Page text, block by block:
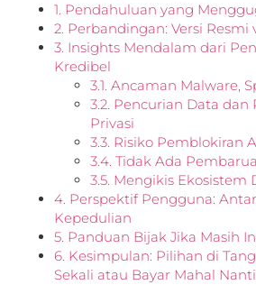
1. Pendahuluan yang
2. Perbandingan: Versi Resmi
3. Insights Mendalam dari
Kredibel
3.1. Ancaman Malware,
3.2. Pencurian Data dan
Privasi
3.3. Risiko Pemblokiran
3.4. Tidak Ada
3.5. Mengikis Ekosistem
4. Perspektif Pengguna:
Kepedulian
5. Panduan Bijak Jika Masih
6. Kesimpulan: Pilihan di
Sekali atau Bayar Mahal